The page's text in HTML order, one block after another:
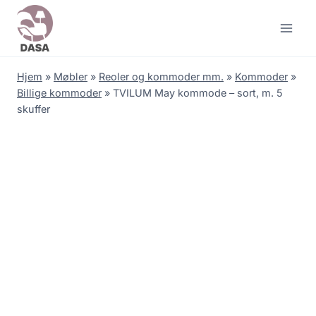
Skip
content
Hjem » Møbler » Reoler og kommoder mm. » Kommoder »
Billige kommoder » TVILUM May kommode – sort, m. 5
skuffer